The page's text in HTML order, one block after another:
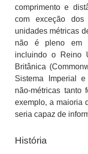
comprimento e
com exceção
unidades métricas
não é pleno em
incluindo o Reino
Britânica
Sistema Imperial
não-métricas tanto
exemplo, a maioria
seria capaz de
História